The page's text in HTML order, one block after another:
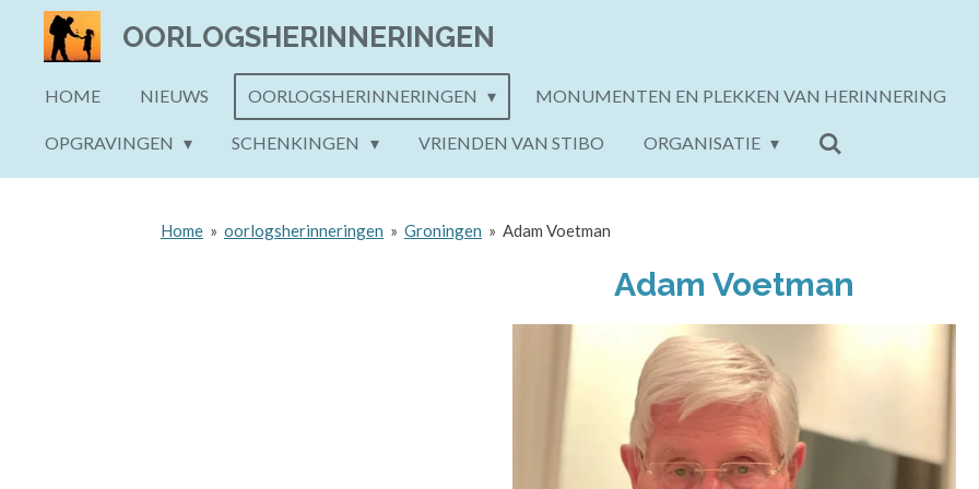
direct
hoofdinhoud
OORLOGSHERINNERINGEN
HOME NIEUWS OORLOGSHERINNERINGEN MONUMENTEN EN PLEKKEN VAN HERINNERING
OPGRAVINGEN SCHENKINGEN VRIENDEN VAN STIBO ORGANISATIE
Home » oorlogsherinneringen » Groningen » Adam Voetman
Adam Voetman